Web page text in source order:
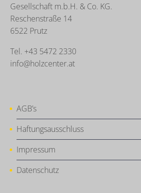
Gesellschaft m.b.H. & Co. KG.
Reschenstraße 14
6522 Prutz
Tel. +43 5472 2330
info@holzcenter.at
AGB’s
Haftungsausschluss
Impressum
Datenschutz